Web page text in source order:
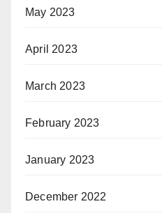
May 2023
April 2023
March 2023
February 2023
January 2023
December 2022